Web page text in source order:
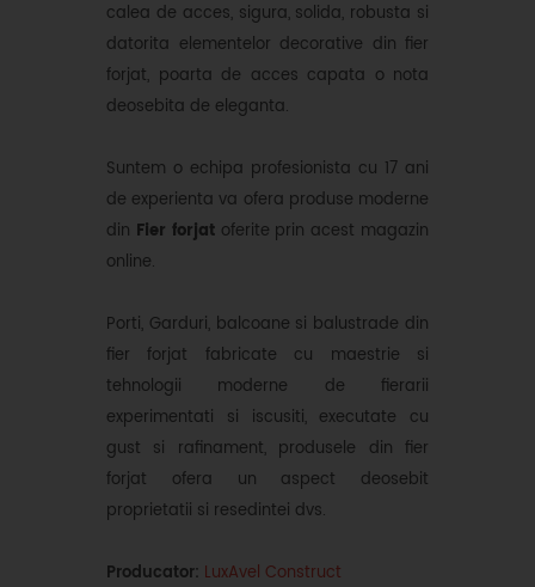
calea de acces, sigura, solida, robusta si
datorita elementelor decorative din fier
forjat, poarta de acces capata o nota
deosebita de eleganta.
Suntem o echipa profesionista cu 17 ani
de experienta va ofera produse moderne
din Fier forjatoferite prin acest magazin
online.
Porti, Garduri, balcoane si balustrade din
fier forjat fabricate cu maestrie si
tehnologii moderne de fierarii
experimentati si iscusiti, executate cu
gust si rafinament, produsele din fier
forjat ofera un aspect deosebit
proprietatii si resedintei dvs.
Producator: LuxAvel Construct